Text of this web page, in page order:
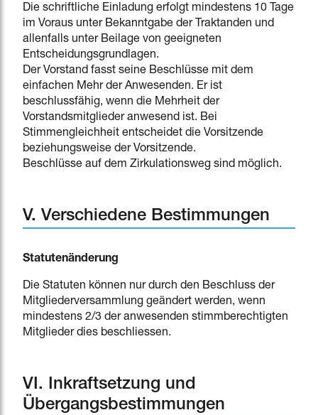
Die schriftliche Einladung erfolgt mindestens 10 Tage
im Voraus unter Bekanntgabe der Traktanden und
allenfalls unter Beilage von geeigneten
Entscheidungsgrundlagen.
Der Vorstand fasst seine Beschlüsse mit dem
einfachen Mehr der Anwesenden. Er ist
beschlussfähig, wenn die Mehrheit der
Vorstandsmitglieder anwesend ist. Bei
Stimmengleichheit entscheidet die Vorsitzende
beziehungsweise der Vorsitzende.
Beschlüsse auf dem Zirkulationsweg sind möglich.
V. Verschiedene Bestimmungen
Statutenänderung
Die Statuten können nur durch den Beschluss der
Mitgliederversammlung geändert werden, wenn
mindestens 2/3 der anwesenden stimmberechtigten
Mitglieder dies beschliessen.
VI. Inkraftsetzung und
Übergangsbestimmungen